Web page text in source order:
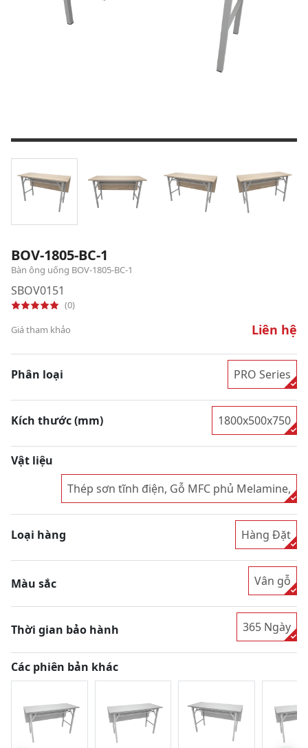
BOV-1805-BC-1
Bàn ông uống BOV-1805-BC-1
SBOV0151
(0)
Giá tham khảo
Liên hệ
Phân loại PRO Series
Kích thước (mm) 1800x500x750
Vật liệu
Thép sơn tĩnh điện, Gỗ MFC phủ Melamine,
Loại hàng Hàng Đặt
Màu sắc Vân gỗ
Thời gian bảo hành 365 Ngày
Các phiên bản khác